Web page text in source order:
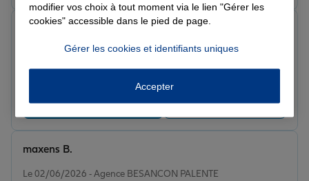
Le 02/06/2026 - Agence BESANCON PALENTE
Top !!
Elisa V.
Prendre un RDV Voir l'agence
Le 02/06/2026 - Agence BESANCON PALENTE
maxens B.
modifier vos choix à tout moment via le lien "Gérer les
cookies" accessible dans le pied de page.
Gérer les cookies et identifiants uniques
Accepter